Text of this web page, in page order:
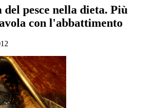
pesce nella dieta. Più
con l'abbattimento